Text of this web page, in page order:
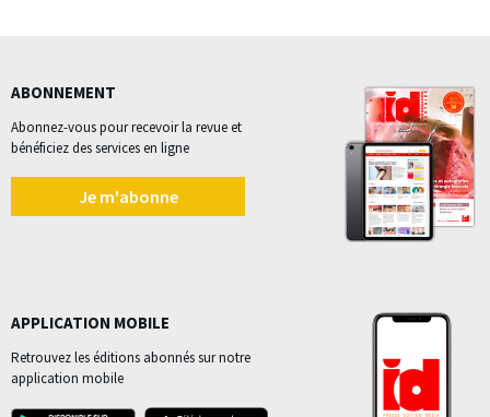
ABONNEMENT
Abonnez-vous pour recevoir la revue et
bénéficiez des services en ligne
Je m'abonne
APPLICATION MOBILE
Retrouvez les éditions abonnés sur notre
application mobile